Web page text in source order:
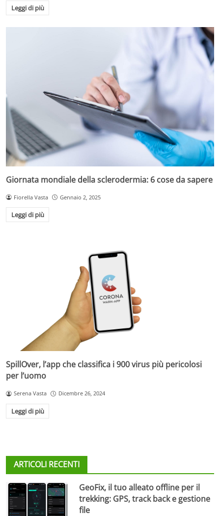
Leggi di più
Giornata mondiale della sclerodermia: 6 cose da sapere
Fiorella Vasta Gennaio 2, 2025
Leggi di più
SpillOver, l’app che classifica i 900 virus più pericolosi
per l’uomo
Serena Vasta Dicembre 26, 2024
Leggi di più
ARTICOLI RECENTI
GeoFix, il tuo alleato offline per il
trekking: GPS, track back e gestione
file